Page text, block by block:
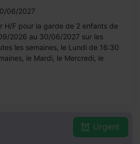
06/2027
H/F pour la garde de 2 enfants de
2026 au 30/06/2027 sur les
les semaines, le Lundi de 16:30
le Mardi, le Mercredi, le
Urgent